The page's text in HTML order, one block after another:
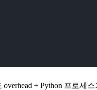
overhead + Python 프로세